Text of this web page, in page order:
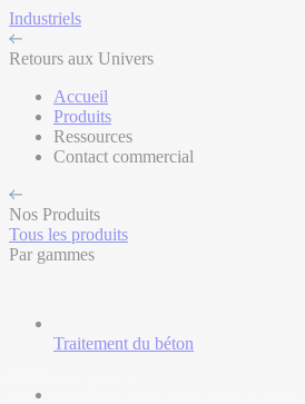
Industriels
Retours aux Univers
Accueil
Produits
Ressources
Contact commercial
Nos Produits
Tous les produits
Par gammes
Traitement du béton